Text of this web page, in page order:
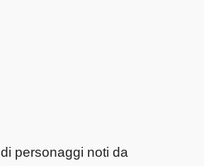
di personaggi noti da